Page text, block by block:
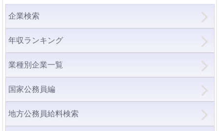
企業検索
年収ランキング
業種別企業一覧
国家公務員編
地方公務員給料検索